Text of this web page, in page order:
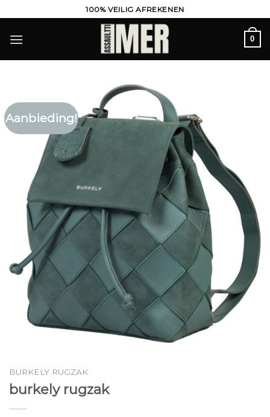
naar
inhoud
100% VEILIG AFREKENEN
0
Aanbieding!
BURKELY RUGZAK
burkely rugzak